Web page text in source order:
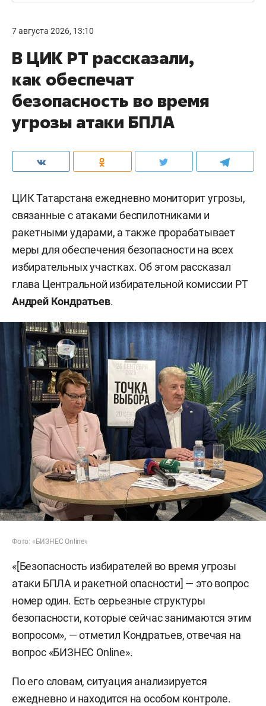
7 августа 2026, 13:10
В ЦИК РТ рассказали,
как обеспечат
безопасность во время
угрозы атаки БПЛА
ЦИК Татарстана ежедневно мониторит угрозы,
связанные с атаками беспилотниками и
ракетными ударами, а также прорабатывает
меры для обеспечения безопасности на всех
избирательных участках. Об этом рассказал
глава Центральной избирательной комиссии РТ
Андрей Кондратьев.
Фото: «БИЗНЕС Online»
«[Безопасность избирателей во время угрозы
атаки БПЛА и ракетной опасности] — это вопрос
номер один. Есть серьезные структуры
безопасности, которые сейчас занимаются этим
вопросом», — отметил Кондратьев, отвечая на
вопрос «БИЗНЕС Online».
По его словам, ситуация анализируется
ежедневно и находится на особом контроле.